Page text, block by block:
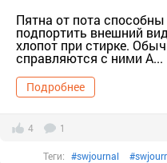
Пятна от пота
подпортить внешний
хлопот при стирке.
справляются с ними А...
Подробнее
4 1
Теги: #swjournal